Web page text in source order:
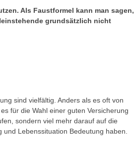
Als Faustformel kann man sagen,
grundsätzlich nicht
sind vielfältig. Anders als es oft von
für die Wahl einer guten Versicherung
sondern viel mehr darauf auf die
Lebenssituation Bedeutung haben.